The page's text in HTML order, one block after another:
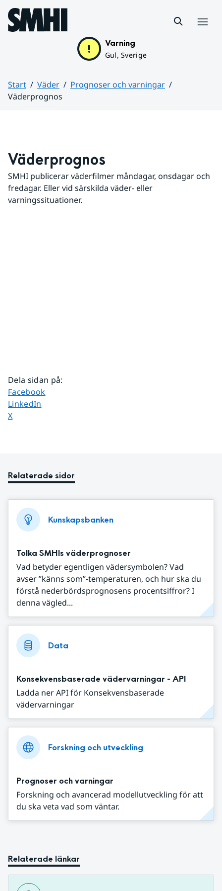
Hoppa till sidans innehåll
Varning
Gul, Sverige
Start Väder
Prognoser och varningar
Väderprognos
Väderprognos
SMHI publicerar väderfilmer måndagar, onsdagar och
fredagar. Eller vid särskilda väder- eller
varningssituationer.
Dela sidan på:
Dela sidan på
Facebook
Dela sidan på
LinkedIn
Dela sidan på
X
Relaterade sidor
Kunskapsbanken
Tolka SMHIs väderprognoser
Vad betyder egentligen vädersymbolen? Vad
avser ”känns som”-temperaturen, och hur ska du
förstå nederbördsprognosens procentsiffror? I
denna vägled...
Data
Konsekvensbaserade vädervarningar - API
Ladda ner API för Konsekvensbaserade
vädervarningar
Forskning och utveckling
Prognoser och varningar
Forskning och avancerad modellutveckling för att
du ska veta vad som väntar.
Relaterade länkar